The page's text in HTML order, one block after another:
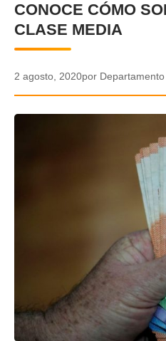
DEPORTES
POLICIAL
APP MÓVIL
TRANSPARENCIA
✕
CONOCE CÓMO
CLASE MEDIA
2 agosto, 2020por